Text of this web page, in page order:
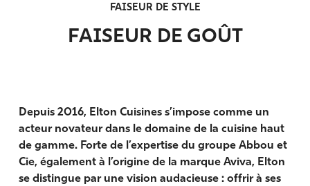
FAISEUR DE STYLE
FAISEUR DE GOÛT
Depuis 2016, Elton Cuisines s’impose comme un
acteur novateur dans le domaine de la cuisine haut
de gamme. Forte de l’expertise du groupe Abbou et
Cie, également à l’origine de la marque Aviva, Elton
se distingue par une vision audacieuse : offrir à ses